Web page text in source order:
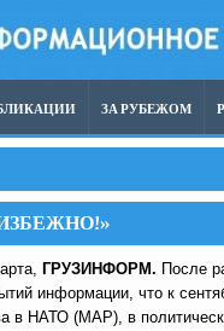
ЗА РУБЕЖОМ
ГРУЗИНФОРМ. После
информации, что к
в НАТО (МАР), в